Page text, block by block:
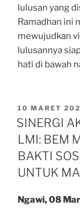
lulusan yang
Ramadhan ini
mewujudkan
lulusannya
hati di bawah
POSTED
ON
10 MARET
SINERGI
LMI: BEM
BAKTI
UNTUK
Ngawi, 08